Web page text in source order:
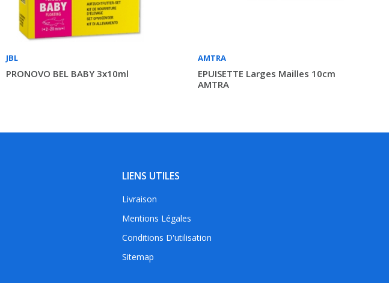
JBL
PRONOVO BEL BABY 3x10ml
AMTRA
EPUISETTE Larges Mailles 10cm
AMTRA
LIENS UTILES
Livraison
Mentions Légales
Conditions D'utilisation
Sitemap